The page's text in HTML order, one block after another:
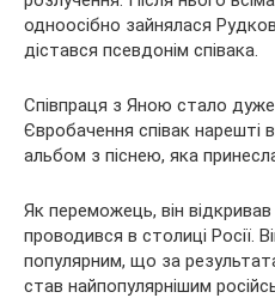
одноосібно зайнялася
дістався псевдонім співака.
Співпраця з Яною стало
Євробачення співак нарешті
альбом з піснею, яка
Як переможець, він
проводився в столиці Росії.
популярним, що за
став найпопулярнішим